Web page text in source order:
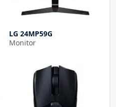
LG 24MP59G
Monitor